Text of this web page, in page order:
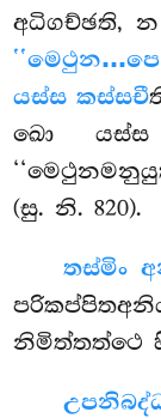
අධිගච්ඡති,
යස්ස කස්සචී
ඛො
(සු. නි. 820).
තස්මිං
නිමිත්තත්ථෙ